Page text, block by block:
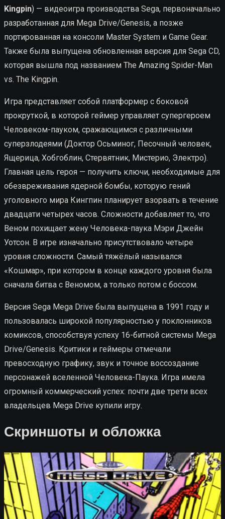
Kingpin) — видеоигра производства Sega, первоначально
разработанная для Mega Drive/Genesis, а позже
портированная на консоли Master System и Game Gear.
Также была выпущена обновленная версия для Sega CD,
которая вышла под названием The Amazing Spider-Man
vs. The Kingpin.
Игра представляет собой платформер с боковой
прокруткой, в которой геймер управляет супергероем
Человеком-пауком, сражающимся с различными
суперзлодеями (Доктор Осьминог, Песочный человек,
Ящерица, Хобгоблин, Стервятник, Мистерио, Электро).
Главная цель героя — получить ключи, необходимые для
обезвреживания ядерной бомбы, которую гений
уголовного мира Кингпин планирует взорвать в течение
двадцати четырех часов. Сложности добавляет то, что
Веном похищает жену Человека-паука Мэри Джейн
Уотсон. В игре изначально присутствовало четыре
уровня сложности. Самый тяжёлый назывался
«Кошмар», при котором в конце каждого уровня была
сначала битва с Веномом, а только потом с боссом.
Версия Sega Mega Drive была выпущена в 1991 году и
пользовалась широкой популярностью у поклонников
комиксов, способствуя успеху 16-битной системы Mega
Drive/Genesis. Критики и геймеры отмечали
превосходную графику, звук и точное воссоздание
персонажей вселенной Человека-Паука. Игра имела
огромный коммерческий успех: почти две трети всех
владельцев Mega Drive купили игру.
Скриншоты и обложка